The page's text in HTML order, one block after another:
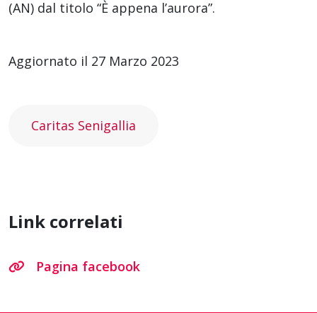
(AN) dal titolo “È appena l’aurora”.
Aggiornato il 27 Marzo 2023
Caritas Senigallia
Link correlati
Pagina facebook